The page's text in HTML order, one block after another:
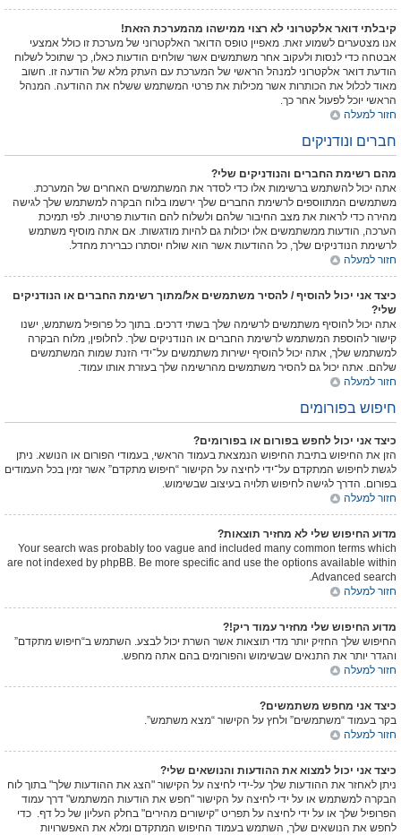
קיבלתי דואר אלקטרוני לא רצוי ממישהו מהמערכת הזאת!
אנו מצטערים לשמוע זאת. מאפיין טופס הדואר האלקטרוני של מערכת זו כולל אמצעי
אבטחה כדי לנסות ולעקוב אחר משתמשים אשר שולחים הודעות כאלו, כך שתוכל לשלוח
הודעת דואר אלקטרוני למנהל הראשי של המערכת עם העתק מלא של הודעה זו. חשוב
מאוד לכלול את הכותרות אשר מכילות את פרטי המשתמש ששלח את ההודעה. המנהל
הראשי יוכל לפעול אחר כך.
חזור למעלה
חברים ונודניקים
מהם רשימת החברים והנודניקים שלי?
אתה יכול להשתמש ברשימות אלו כדי לסדר את המשתמשים האחרים של המערכת.
משתמשים המתווספים לרשימת החברים שלך ירשמו בלוח הבקרה למשתמש שלך לגישה
מהירה כדי לראות את מצב החיבור שלהם ולשלוח להם הודעות פרטיות. לפי תמיכת
הערכה, הודעות ממשתמשים אלו יכולות גם להיות מודגשות. אם אתה מוסיף משתמש
לרשימת הנודניקים שלך, כל ההודעות אשר הוא שולח יוסתרו כברירת מחדל.
חזור למעלה
כיצד אני יכול להוסיף / להסיר משתמשים אל/מתוך רשימת החברים או הנודניקים
שלי?
אתה יכול להוסיף משתמשים לרשימה שלך בשתי דרכים. בתוך כל פרופיל משתמש, ישנו
קישור להוספת המשתמש לרשימת החברים או הנודניקים שלך. לחלופין, מלוח הבקרה
למשתמש שלך, אתה יכול להוסיף ישירות משתמשים על־ידי הזנת שמות המשתמשים
שלהם. אתה יכול גם להסיר משתמשים מהרשימה שלך בעזרת אותו עמוד.
חזור למעלה
חיפוש בפורומים
כיצד אני יכול לחפש בפורום או בפורומים?
הזן את החיפוש בתיבת החיפוש הנמצאת בעמוד הראשי, בעמודי הפורום או הנושא. ניתן
לגשת לחיפוש המתקדם על־ידי לחיצה על הקישור “חיפוש מתקדם” אשר זמין בכל העמודים
בפורום. הדרך לגישה לחיפוש תלויה בעיצוב שבשימוש.
חזור למעלה
מדוע החיפוש שלי לא מחזיר תוצאות?
Your search was probably too vague and included many common terms which
are not indexed by phpBB. Be more specific and use the options available within
Advanced search.
חזור למעלה
מדוע החיפוש שלי מחזיר עמוד ריק!?
החיפוש שלך החזיק יותר מדי תוצאות אשר השרת יכול לבצע. השתמש ב“חיפוש מתקדם”
והגדר יותר את התנאים שבשימוש והפורומים בהם אתה מחפש.
חזור למעלה
כיצד אני מחפש משתמשים?
בקר בעמוד “משתמשים” ולחץ על הקישור “מצא משתמש”.
חזור למעלה
כיצד אני יכול למצוא את ההודעות והנושאים שלי?
ניתן לאחזר את ההודעות שלך על-ידי לחיצה על הקישור "הצג את ההודעות שלך" בתוך לוח
הבקרה למשתמש או על ידי לחיצה על הקישור "חפש את הודעות המשתמש" דרך עמוד
הפרופיל שלך או על ידי לחיצה על תפריט "קישורים מהירים" בחלק העליון של כל דף. כדי
לחפש את הנושאים שלך, השתמש בעמוד החיפוש המתקדם ומלא את האפשרויות